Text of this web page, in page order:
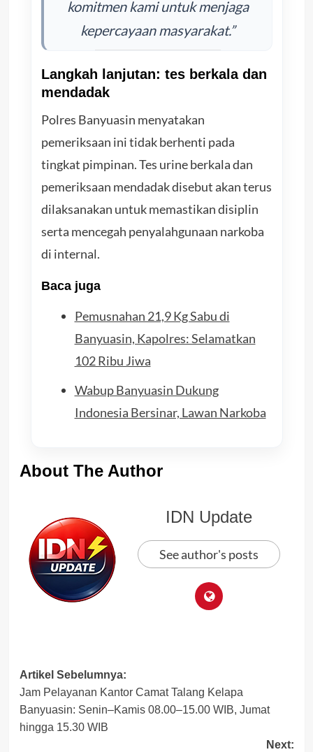
komitmen kami untuk menjaga
kepercayaan masyarakat.”
Langkah lanjutan: tes berkala dan
mendadak
Polres Banyuasin menyatakan
pemeriksaan ini tidak berhenti pada
tingkat pimpinan. Tes urine berkala dan
pemeriksaan mendadak disebut akan terus
dilaksanakan untuk memastikan disiplin
serta mencegah penyalahgunaan narkoba
di internal.
Baca juga
Pemusnahan 21,9 Kg Sabu di
Banyuasin, Kapolres: Selamatkan
102 Ribu Jiwa
Wabup Banyuasin Dukung
Indonesia Bersinar, Lawan Narkoba
About The Author
IDN Update
See author's posts
Post
navigation
Artikel Sebelumnya:
Jam Pelayanan Kantor Camat Talang Kelapa
Banyuasin: Senin–Kamis 08.00–15.00 WIB, Jumat
hingga 15.30 WIB
Next: